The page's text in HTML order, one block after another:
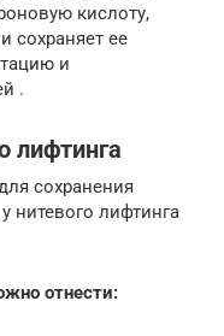
кислоту,
сохраняет ее
и
.
лифтинга
сохранения
нитевого лифтинга
отнести: